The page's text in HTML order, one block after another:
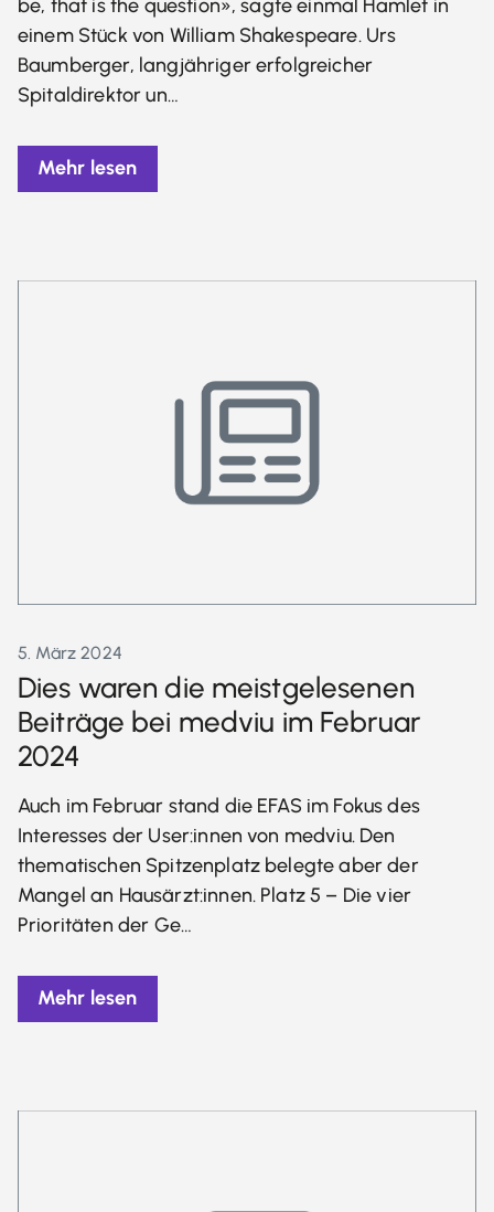
be, that is the question», sagte einmal Hamlet in
einem Stück von William Shakespeare. Urs
Baumberger, langjähriger erfolgreicher
Spitaldirektor un…
Mehr lesen
5. März 2024
Dies waren die meistgelesenen
Beiträge bei medviu im Februar
2024
Auch im Februar stand die EFAS im Fokus des
Interesses der User:innen von medviu. Den
thematischen Spitzenplatz belegte aber der
Mangel an Hausärzt:innen. Platz 5 – Die vier
Prioritäten der Ge…
Mehr lesen